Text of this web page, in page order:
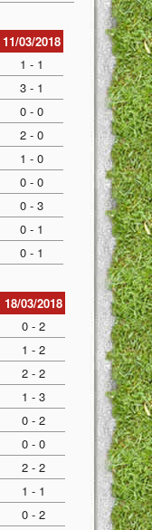
11/03/2018
1 - 1
3 - 1
0 - 0
2 - 0
1 - 0
0 - 0
0 - 3
0 - 1
0 - 1
18/03/2018
0 - 2
1 - 2
2 - 2
1 - 3
0 - 2
0 - 0
2 - 2
1 - 1
0 - 2